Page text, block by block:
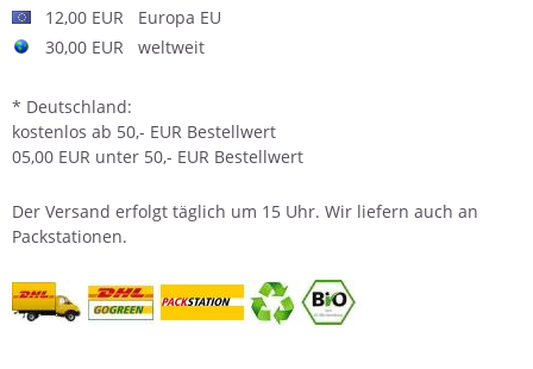
12,00 EUR Europa EU
30,00 EUR weltweit
* Deutschland:
kostenlos ab 50,- EUR Bestellwert
05,00 EUR unter 50,- EUR Bestellwert
Der Versand erfolgt täglich um 15 Uhr. Wir liefern auch an
Packstationen.